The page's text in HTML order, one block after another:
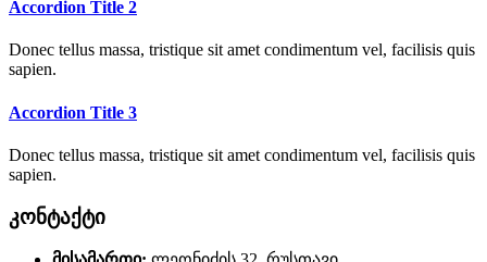
Accordion Title 2
Donec tellus massa, tristique sit amet condimentum vel, facilisis quis
sapien.
Accordion Title 3
Donec tellus massa, tristique sit amet condimentum vel, facilisis quis
sapien.
კონტაქტი